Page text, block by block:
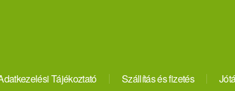
Tájékoztató Szállítás és fizetés